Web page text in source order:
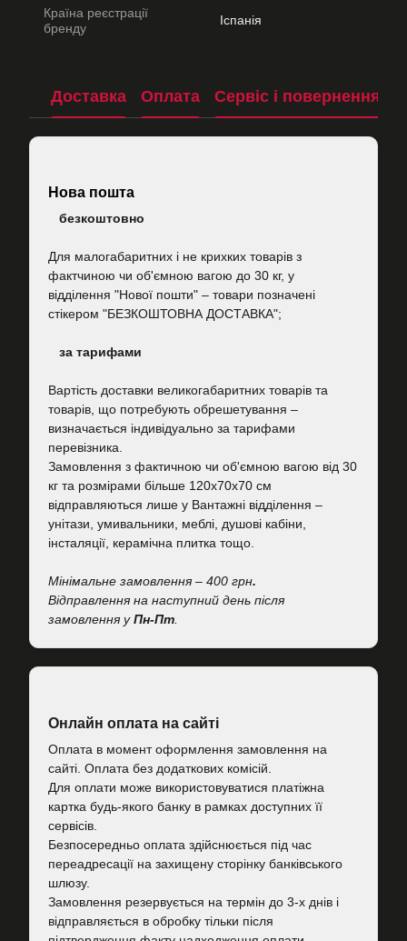
Країна реєстрації
бренду
Іспанія
Доставка Оплата Сервіс і повернення
Нова пошта
безкоштовно
Для малогабаритних і не крихких товарів з
фактчиною чи об'ємною вагою до 30 кг, у
відділення "Нової пошти" – товари позначені
стікером "БЕЗКОШТОВНА ДОСТАВКА";
за тарифами
Вартість доставки великогабаритних товарів та
товарів, що потребують обрешетування –
визначається індивідуально за тарифами
перевізника.
Замовлення з фактичною чи об'ємною вагою від 30
кг та розмірами більше 120х70х70 см
відправляються лише у Вантажні відділення –
унітази, умивальники, меблі, душові кабіни,
інсталяції, керамічна плитка тощо.
Мінімальне замовлення – 400 грн.
Відправлення на наступний день після
замовлення уПн-Пт
Онлайн оплата на сайті
Оплата в момент оформлення замовлення на
сайті. Оплата без додаткових комісій.
Для оплати може використовуватися платіжна
картка будь-якого банку в рамках доступних її
сервісів.
Безпосередньо оплата здійснюється під час
переадресації на захищену сторінку банківського
шлюзу.
Замовлення резервується на термін до 3-х днів і
відправляється в обробку тільки після